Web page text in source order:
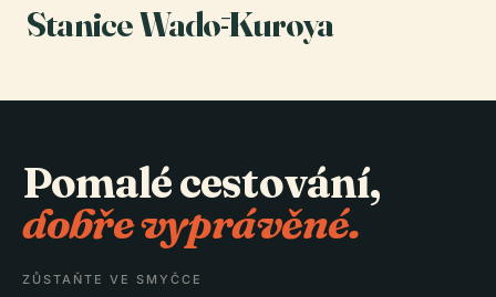
Stanice Wadō-Kuroya
Pomalé cestování,
dobře vyprávěné.
ZŮSTAŇTE VE SMYČCE